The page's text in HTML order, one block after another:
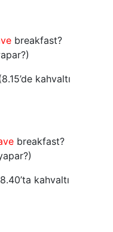
breakfast?
kahvaltı
breakfast?
kahvaltı